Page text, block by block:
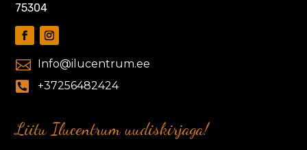
75304
 Info@ilucentrum.ee
 +37256482424
Liitu Ilucentrum uudiskirjaga!